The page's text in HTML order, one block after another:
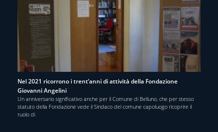
Nel 2021 ricorrono i trent’anni di attività della Fondazione
Giovanni Angelini
Un anniversario significativo anche per il Comune di Belluno, che per stesso
statuto della Fondazione vede il Sindaco del comune capoluogo ricoprire il
ruolo di